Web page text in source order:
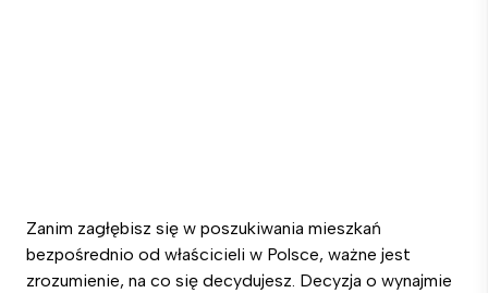
Zanim zagłębisz się w poszukiwania mieszkań
bezpośrednio od właścicieli w Polsce, ważne jest
zrozumienie, na co się decydujesz. Decyzja o wynajmie